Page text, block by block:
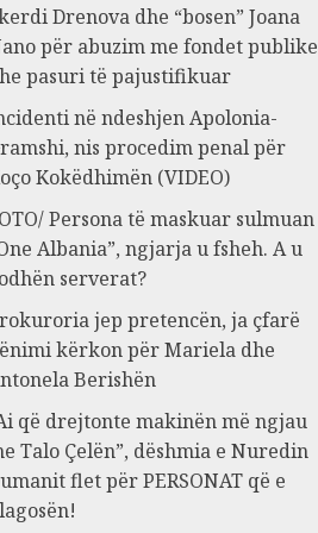
Drenova dhe “bosen” Joana
për abuzim me fondet publike
pasuri të pajustifikuar
në ndeshjen Apolonia-
nis procedim penal për
Kokëdhimën (VIDEO)
Persona të maskuar sulmuan
Albania”, ngjarja u fsheh. A u
serverat?
jep pretencën, ja çfarë
kërkon për Mariela dhe
Berishën
që drejtonte makinën më ngjau
Talo Çelën”, dëshmia e Nuredin
flet për PERSONAT që e